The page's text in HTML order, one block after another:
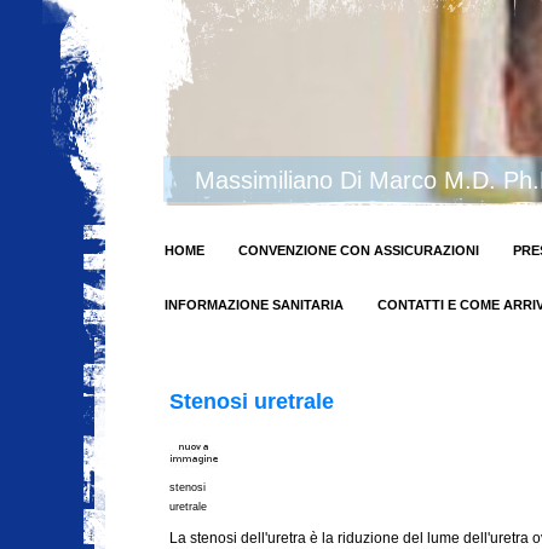
Massimiliano Di Marco M.D.
HOME CONVENZIONE CON ASSICURAZIONI
INFORMAZIONE SANITARIA CONTATTI E COME
Stenosi uretrale
stenosi
uretrale
La stenosi dell'uretra è la riduzione del lume dell'uretra